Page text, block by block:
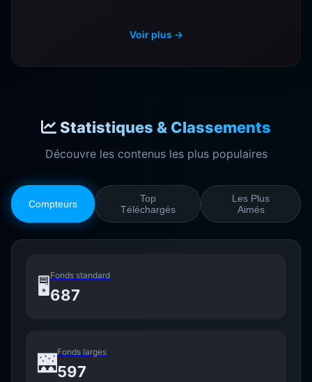
Voir plus →
Statistiques & Classements
Découvre les contenus les plus populaires
Compteurs
Top
Téléchargés
Les Plus
Aimés
🖥️ Fonds standard
687
🌉Fonds larges
597